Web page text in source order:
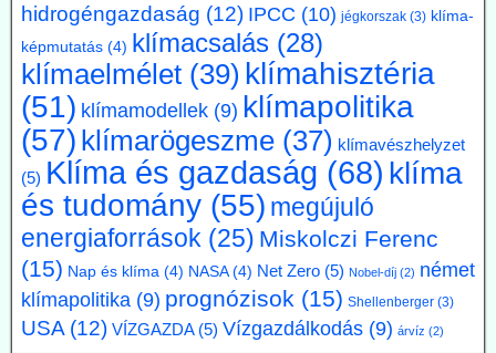
Vassiliadis, szakszervezeti vezetője támogatja a kezdeményezést,
mivel a magas energiaköltségek, a gyenge konjunktúra és a rövid
beruházási határidők elsősorban az energiaintenzív vállalkozásokat
terhelik. A törvényes cél azonban továbbra is érvényben marad,
amíg a Bundestag nem módosítja az éghajlatvédelmi törvényt.
Kommentárunk: Az öt év halasztás kb. annyit jelent, mint
fuldoklónak a szalmaszál. És evvel a két idézett vezető is tisztában
van.
2026.07.17. Műszaki Magazin: A BME kutatói
segítenek kideríteni, hogyan lehetne Budapestre
vinni a paksi hőt
Az atomerőmű hulladékhőjének a fővárosi távfűtésben történő
hasznosítása gazdasági és környezetvédelmi szempontból is
ígéretes elképzelés.
A főváros távhőrendszerét üzemeltető Budapesti Közművek (BKM)
hidrogéngazdaság (12) IPCC (10) jégkorszak (3) klíma-
képmutatás (4) klímacsalás (28)
klímaelmélet (39) klímahisztéria
(51) klímamodellek (9) klímapolitika
(57) klímarögeszme (37) klímavészhelyzet
(5) Klíma és gazdaság (68) klíma
és tudomány (55) megújuló
energiaforrások (25) Miskolczi Ferenc
(15) Nap és klíma (4) NASA(4) Net Zero (5) Nobel-díj (2) német
klímapolitika (9) prognózisok (15) Shellenberger (3)
USA(12) VÍZGAZDA(5) Vízgazdálkodás (9) árvíz (2)